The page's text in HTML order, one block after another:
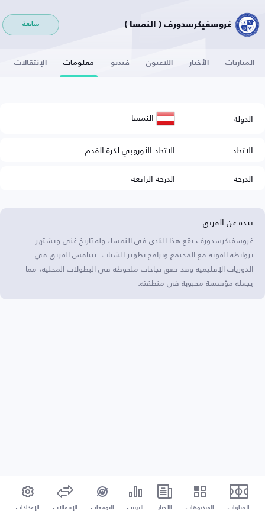
غروسفيكرسدورف ( النمسا ) متابعة
المباريات الأخبار اللاعبون فيديو معلومات الإنتقالات
الدولة النمسا
الاتحاد
الاتحاد الأوروبي لكرة القدم
الدرجة
الدرجة الرابعة
نبذة عن الفريق
غروسفيكرسدورف يقع هذا النادي في النمسا، وله تاريخ غني ويشتهر
بروابطه القوية مع المجتمع وبرامج تطوير الشباب. يتنافس الفريق في
الدوريات الإقليمية وقد حقق نجاحات ملحوظة في البطولات المحلية، مما
يجعله مؤسسة محبوبة في منطقته.
المباريات الفيديوهات الأخبار الترتيب التوقعات الإنتقالات الإعدادات